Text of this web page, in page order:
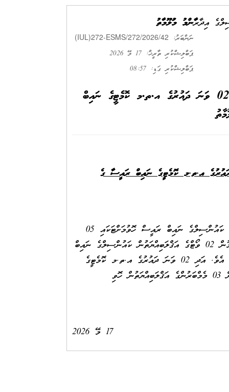
ޢާންމު މަޢުލޫމާތު
ނަންބަރު: (IUL)272-ESMS/272/2026/42
ޕަބްލިޝްކުރި ތާރީޚް: 17 މޭ 2026
ޕަބްލިޝްކުރި ގަޑި: 08:57
އިދާރާ
05 ވަނަ ދައުރުގެ ކައުންސިލްގެ ނައިބް ރައީސް އަދި 02 ވަނަ ދައުރުގެ އ.ތ.މ ކޮމެޓީގެ ނައިބް
ނައިބް ރައީސް އަދި 02 ވަނަ ދައުރުގެ އ.ތ.މ ކޮމެޓީގެ ނައިބް ރައީސާ ގެ
މިކައުންސިލްގެ 05 ވަނަ ދައުރުގެ ކައުންސިލްގެ ނައިބް ރައީސް ހޮވުމަށްޓަކައި 05
ވަނަ ދައުރުގެ 01 ވަނަ ޖަލްސާގައި އެޖެންދާކުރެވި ބޭއްވި ބައްދަލްވުމުން 02 ވޯޓްގެ އަޤްލަބިއްޔަތުން ކައުންސިލްގެ ނައިބް
ރައީސާގެ މަޤާމަށް ހޮވި ވަޑައިގެންނެވީ މިރަށު ރަންތަރި އާސިމާ އަލީ އެވެ. އަދި 02 ވަނަ ދައުރުގެ އ.ތ.މ ކޮމެޓީގެ
ނައިބް ރައީސާ ގެ މަޤާމަށް އ.ތ.މ ކޮމެޓީގެ 01 ވަނަ ބައްދަލްވުމުން 03 މެމްބަރުންގެ އަޤްލަބިއްޔަތުން ހޮވި
17 މޭ 2026